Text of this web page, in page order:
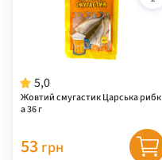
5,0
Жовтий смугастик Царська рибк
а 36 г
53 грн